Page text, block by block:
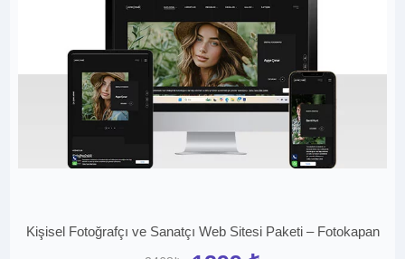
Kişisel Fotoğrafçı ve Sanatçı Web Sitesi Paketi – Fotokapan